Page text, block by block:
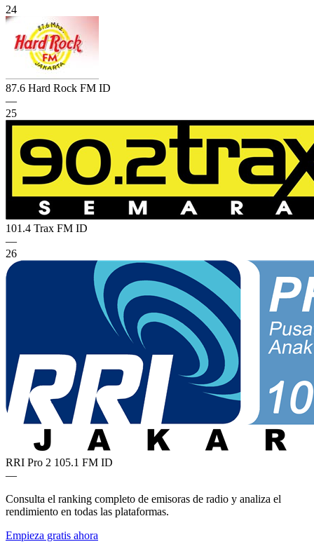
24
87.6 Hard Rock FM ID
—
25
101.4 Trax FM ID
—
26
RRI Pro 2 105.1 FM ID
—
Consulta el ranking completo de emisoras de radio y analiza el
rendimiento en todas las plataformas.
Empieza gratis ahora